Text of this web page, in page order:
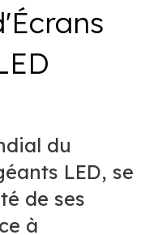
du
LED, se
de ses
à